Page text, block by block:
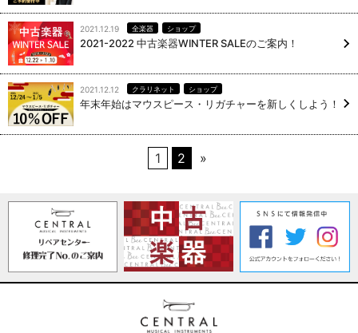
2021.12.19 全楽器 ショップ
2021-2022 中古楽器WINTER SALEのご案内！
2021.12.12 クラリネット ショップ
年末年始はマウスピース・リガチャーを新しくしよう！
1 2 »